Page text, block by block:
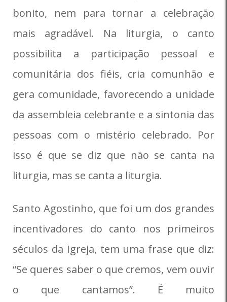
bonito, nem para tornar a celebração
mais agradável. Na liturgia, o canto
possibilita a participação pessoal e
comunitária dos fiéis, cria comunhão e
gera comunidade, favorecendo a unidade
da assembleia celebrante e a sintonia das
pessoas com o mistério celebrado. Por
isso é que se diz que não se canta na
liturgia, mas se canta a liturgia.
Santo Agostinho, que foi um dos grandes
incentivadores do canto nos primeiros
séculos da Igreja, tem uma frase que diz:
“Se queres saber o que cremos, vem ouvir
o que cantamos”. É muito